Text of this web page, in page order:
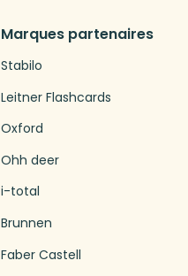
Marques partenaires
Stabilo
Leitner Flashcards
Oxford
Ohh deer
i-total
Brunnen
Faber Castell